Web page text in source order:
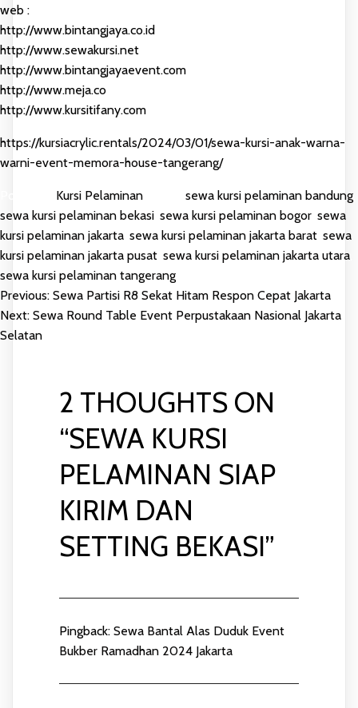
web :
http://www.bintangjaya.co.id
http://www.sewakursi.net
http://www.bintangjayaevent.com
http://www.meja.co
http://www.kursitifany.com
https://kursiacrylic.rentals/2024/03/01/sewa-kursi-anak-warna-
warni-event-memora-house-tangerang/
Kursi PelaminanTagged sewa kursi pelaminan bandung
sewa kursi pelaminan bekasi sewa kursi pelaminan bogor sewa
kursi pelaminan jakarta sewa kursi pelaminan jakarta barat sewa
kursi pelaminan jakarta pusat sewa kursi pelaminan jakarta utara
sewa kursi pelaminan tangerang
POST
NAVIGATION
Previous: Sewa Partisi R8 Sekat Hitam Respon Cepat Jakarta
Next: Sewa Round Table Event Perpustakaan Nasional Jakarta
Selatan
2 THOUGHTS ON
“SEWA KURSI
PELAMINAN SIAP
KIRIM DAN
SETTING BEKASI”
Pingback:Sewa Bantal Alas Duduk Event
Bukber Ramadhan 2024 Jakarta